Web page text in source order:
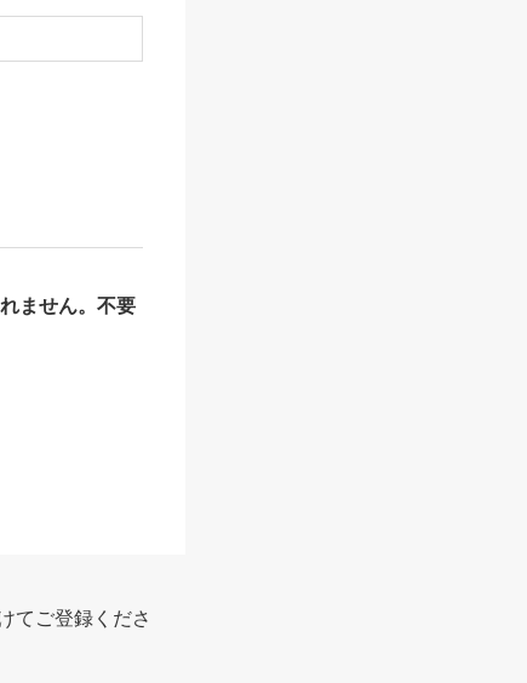
ません。不要
てご登録くださ